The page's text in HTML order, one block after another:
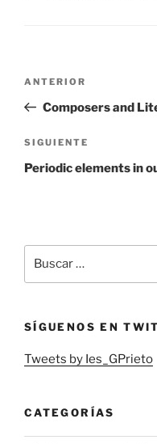
entradas
Entrada
anterior:
ANTERIOR
Composers and
Siguiente
entrada
SIGUIENTE
Periodic elements in
por:
SÍGUENOS EN
Tweets by Ies_GPrieto
CATEGORÍAS